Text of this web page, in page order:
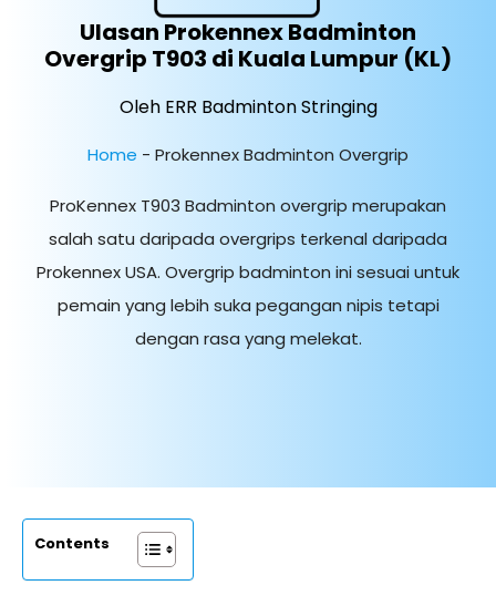
Ulasan Prokennex Badminton
Overgrip T903 di Kuala Lumpur (KL)
Oleh ERR Badminton Stringing
Home - Prokennex Badminton Overgrip
ProKennex T903 Badminton overgrip merupakan
salah satu daripada overgrips terkenal daripada
Prokennex USA. Overgrip badminton ini sesuai untuk
pemain yang lebih suka pegangan nipis tetapi
dengan rasa yang melekat.
Contents